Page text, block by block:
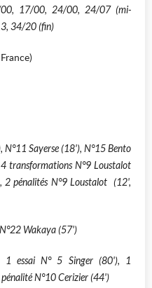
17/00, 24/00, 24/07 (mi-
34/20 (fin)
N°11 Sayerse (18'), N°15 Bento
transformations N°9 Loustalot
2 pénalités N°9 Loustalot (12',
Wakaya (57')
1 essai N° 5 Singer (80'), 1
N°10 Cerizier (44')